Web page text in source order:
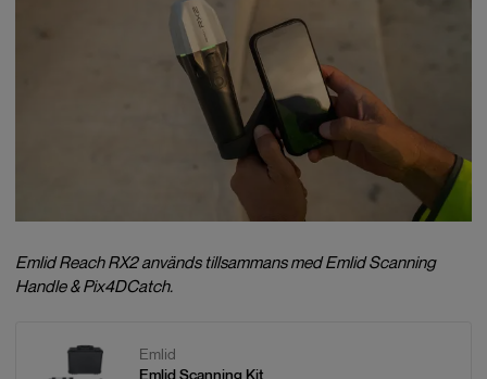
Emlid Reach RX2 används tillsammans med Emlid Scanning
Handle & Pix4DCatch.
Emlid